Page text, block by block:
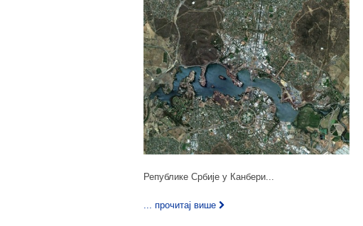
Републике Србије у Канбери...
... прочитај више